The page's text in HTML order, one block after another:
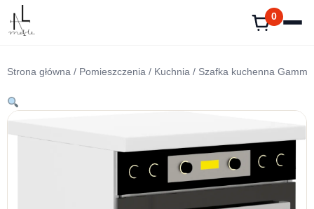
Przejdź
treści
0
Strona główna / Pomieszczenia / Kuchnia / Szafka kuchenna